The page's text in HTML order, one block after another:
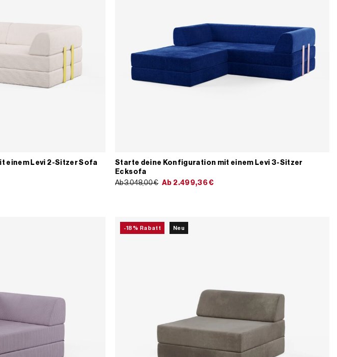
einem Levi 2-Sitzer Sofa
Starte deine Konfiguration mit einem Levi 3-Sitzer
Ecksofa
Ab 3.048,00 € Ab 2.499,36€
-18% Rabatt Neu